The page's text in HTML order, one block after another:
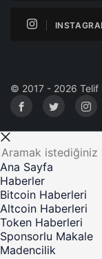
© 2017 - 2026 Telif
Ana Sayfa
Haberler
Bitcoin Haberleri
Altcoin Haberleri
Token Haberleri
Sponsorlu Makale
Madencilik